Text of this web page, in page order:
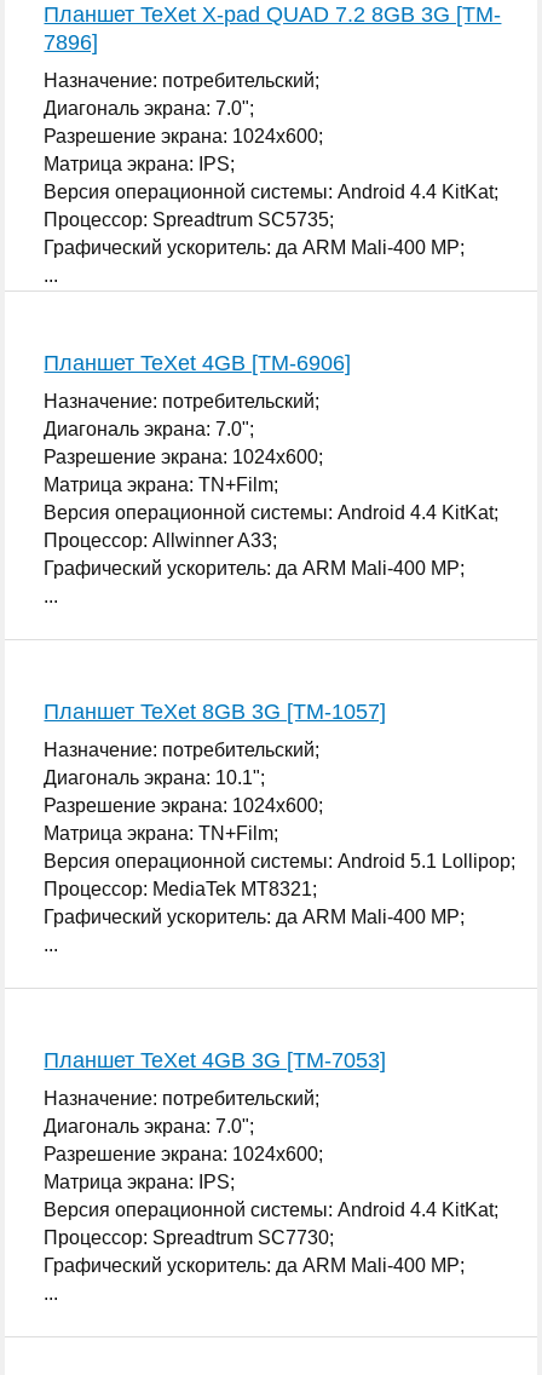
Планшет TeXet X-pad QUAD 7.2 8GB 3G [TM-
7896]
Назначение: потребительский;
Диагональ экрана: 7.0";
Разрешение экрана: 1024x600;
Матрица экрана: IPS;
Версия операционной системы: Android 4.4 KitKat;
Процессор: Spreadtrum SC5735;
Графический ускоритель: да ARM Mali-400 MP;
...
Планшет TeXet 4GB [TM-6906]
Назначение: потребительский;
Диагональ экрана: 7.0";
Разрешение экрана: 1024x600;
Матрица экрана: TN+Film;
Версия операционной системы: Android 4.4 KitKat;
Процессор: Allwinner A33;
Графический ускоритель: да ARM Mali-400 MP;
...
Планшет TeXet 8GB 3G [TM-1057]
Назначение: потребительский;
Диагональ экрана: 10.1";
Разрешение экрана: 1024x600;
Матрица экрана: TN+Film;
Версия операционной системы: Android 5.1 Lollipop;
Процессор: MediaTek MT8321;
Графический ускоритель: да ARM Mali-400 MP;
...
Планшет TeXet 4GB 3G [TM-7053]
Назначение: потребительский;
Диагональ экрана: 7.0";
Разрешение экрана: 1024x600;
Матрица экрана: IPS;
Версия операционной системы: Android 4.4 KitKat;
Процессор: Spreadtrum SC7730;
Графический ускоритель: да ARM Mali-400 MP;
...